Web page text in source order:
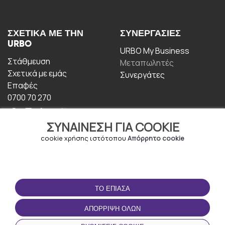
ΣΥΝΑΊΝΕΣΗ ΓΙΑ COOKIE
cookie χρήσης ιστότοπου Απόρρητο cookie
ΤΟ ΈΠΙΑΣΑ
ΑΠΌΡΡΙΨΗ ΌΛΩΝ
ΣΧΕΤΙΚΆ ΜΕ ΤΗΝ
URBO
Στάθμευση
Σχετικά με εμάς
Επαφές
0700 70 270
ΣΥΝΕΡΓΑΣΊΕΣ
URBO My Business
Μεταπωλητές
Συνεργάτες
ΟΡΟΙ ΧΡΉΣΗΣ
Οροι και Προϋποθέσεις
Πολιτική απορρήτου
ΚΑΤΕΒΆΣΤΕ ΤΗΝ
ΕΦΑΡΜΟΓΉ